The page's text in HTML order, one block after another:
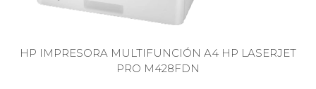
HP IMPRESORA MULTIFUNCIÓN A4 HP LASERJET
PRO M428FDN